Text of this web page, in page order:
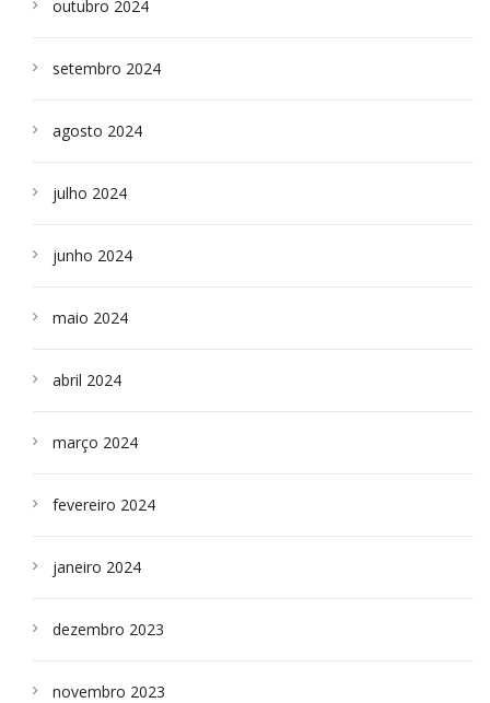
outubro 2024
setembro 2024
agosto 2024
julho 2024
junho 2024
maio 2024
abril 2024
março 2024
fevereiro 2024
janeiro 2024
dezembro 2023
novembro 2023